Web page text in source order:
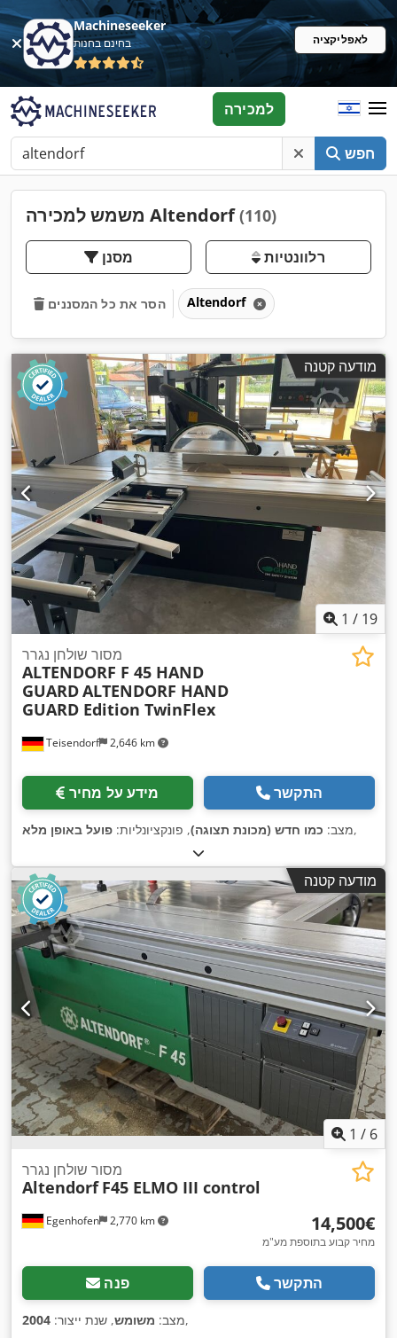
Machineseeker
בחינם בחנות לאפליקציה
חפש
למכירה
משמש למכירה Altendorf(110)
מסנן רלוונטיות
הסר את כל המסננים Altendorf
מודעה קטנה
1 / 19
Teisendorf 2,646 km
מסור שולחן נגרר
ALTENDORF F 45 HAND
GUARDALTENDORF HAND
GUARD Edition TwinFlex
מידע על מחיר התקשר
מצב: כמו חדש (מכונת תצוגה), פונקציונליות: פועל באופן מלא ,
מודעה קטנה
1 / 6
Egenhofen 2,770 km
מסור שולחן נגרר
Altendorf F45 ELMO III control
‏14,500 ‏€
מחיר קבוע בתוספת מע"מ
פנה התקשר
מצב: משומש, שנת ייצור: 2004 ,